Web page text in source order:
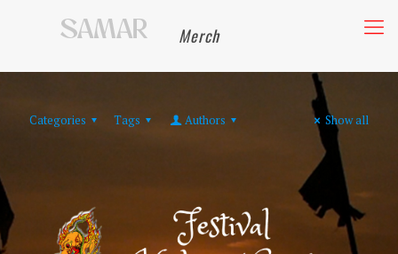
Merch
Categories Tags Authors Show all